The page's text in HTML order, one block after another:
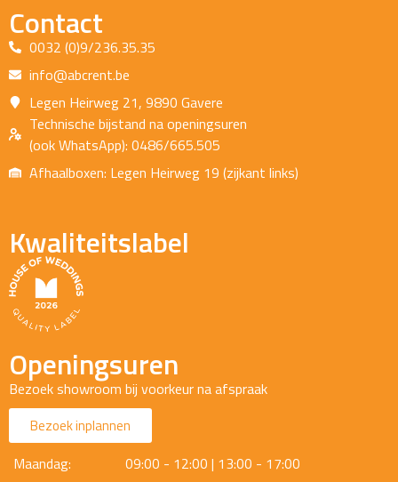
Contact
0032 (0)9/236.35.35
info@abcrent.be
Legen Heirweg 21, 9890 Gavere
Technische bijstand na openingsuren
(ook WhatsApp): 0486/665.505
Afhaalboxen: Legen Heirweg 19 (zijkant links)
Kwaliteitslabel
Openingsuren
Bezoek showroom bij voorkeur na afspraak
Bezoek inplannen
Maandag:
09:00 - 12:00 | 13:00 - 17:00